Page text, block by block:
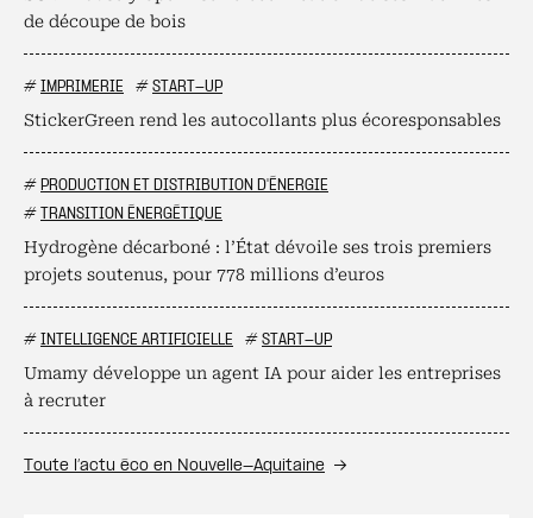
de découpe de bois
# IMPRIMERIE # START-UP
StickerGreen rend les autocollants plus écoresponsables
# PRODUCTION ET DISTRIBUTION D'ÉNERGIE
# TRANSITION ÉNERGÉTIQUE
Hydrogène décarboné : l’État dévoile ses trois premiers
projets soutenus, pour 778 millions d’euros
# INTELLIGENCE ARTIFICIELLE # START-UP
Umamy développe un agent IA pour aider les entreprises
à recruter
Toute l’actu éco en Nouvelle-Aquitaine